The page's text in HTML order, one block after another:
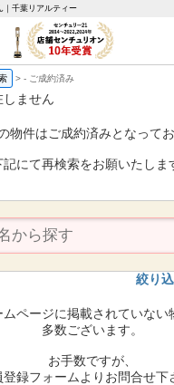
｜千葉リアルティー
>- ご成約済み
ません
物件はご成約済みとなってお
記にて再検索をお願いたしま
絞り
ムページに掲載されていない
多数ございます。
お手数ですが、
登録フォームよりお問合せ下